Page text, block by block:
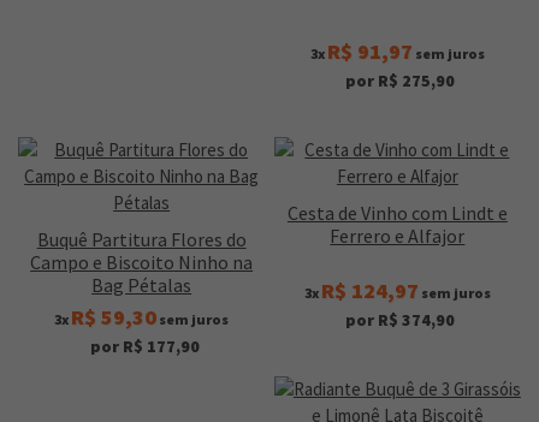
3x R$ 91,97 sem juros
por R$ 275,90
Buquê Partitura Flores do
Campo e Biscoito Ninho na
Bag Pétalas
3x R$ 59,30 sem juros
por R$ 177,90
Cesta de Vinho com Lindt e
Ferrero e Alfajor
3x R$ 124,97 sem juros
por R$ 374,90